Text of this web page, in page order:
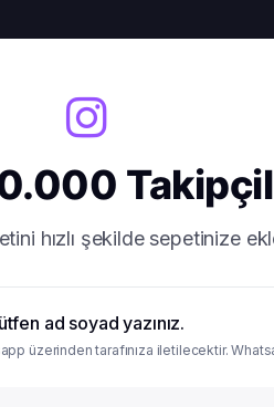
hızlı şekilde sepetinize
ad soyad yazınız.
üzerinden tarafınıza iletilecektir.